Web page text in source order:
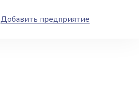
Добавить предприятие